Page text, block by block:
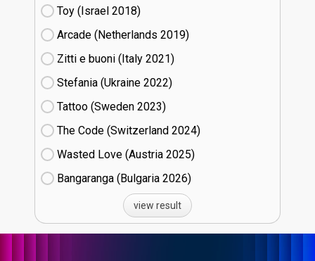
Toy (Israel
18)
Arcade (Netherlands
19)
Zitti e buoni​ (Italy
21)
Stefania (Ukraine
22)
Tattoo (Sweden
23)
The Code (Switzerland
24)
Wasted Love (Austria
25)
Bangaranga (Bulgaria
26)
view result